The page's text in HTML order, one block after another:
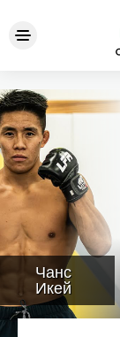
LFA 236
Чанс
Икей